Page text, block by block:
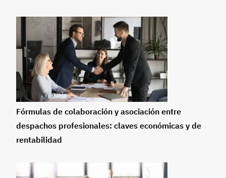
Fórmulas de colaboración y asociación entre
despachos profesionales: claves económicas y de
rentabilidad